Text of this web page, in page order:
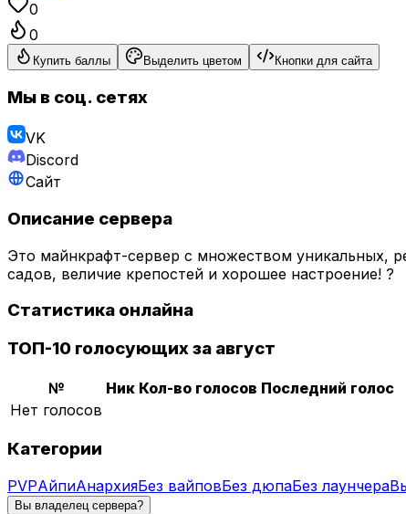
0
0
Купить баллы Выделить цветом Кнопки для сайта
Мы в соц. сетях
VK
Discord
Сайт
Описание сервера
Это майнкрафт-сервер с множеством уникальных,
садов, величие крепостей и хорошее настроение! ?
Статистика онлайна
ТОП-10 голосующих за август
№ Ник Кол-во голосов Последний голос
Нет голосов
Категории
PVPАйпиАнархияБез вайповБез дюпаБез лаунчера
Вы владелец сервера?